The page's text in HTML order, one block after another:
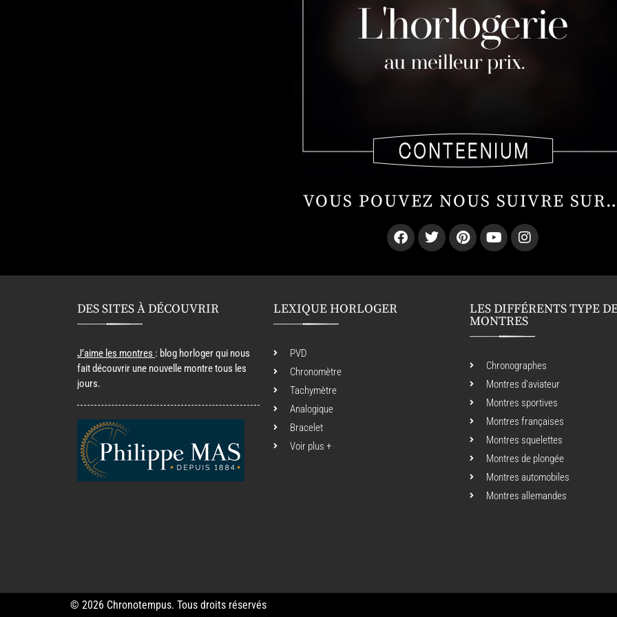
VOUS POUVEZ NOUS SUIVRE
DES SITES À DÉCOUVRIR
J’aime les montres : blog horloger qui nous
fait découvrir une nouvelle montre tous les
jours.
LEXIQUE HORLOGER
PVD
Chronomètre
Tachymètre
Analogique
Bracelet
Voir plus +
LES DIFFÉRENTS TYPE
MONTRES
Chronographes
Montres d’aviateur
Montres sportives
Montres françaises
Montres squelettes
Montres de plongée
Montres automobiles
Montres allemandes
© 2026 Chronotempus. Tous droits réservés